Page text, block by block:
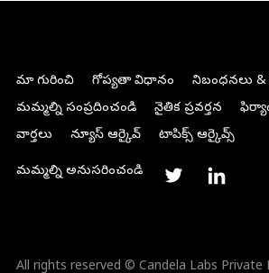
మా గురించి గోప్యతా విధానం
నిబంధనలు &
మమ్మల్ని సంప్రదించండి
నైతిక ప్రవర్తన
వార్తలు
న్యూస్ ఆర్కైవ్ టాపిక్స్ ఆర్కైవ్స్
మమ్మల్ని అనుసరించండి
All rights reserved © Candela Labs Private